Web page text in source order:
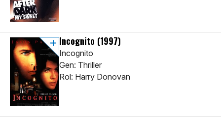
Incognito (1997)
Incognito
Gen: Thriller
Rol: Harry Donovan